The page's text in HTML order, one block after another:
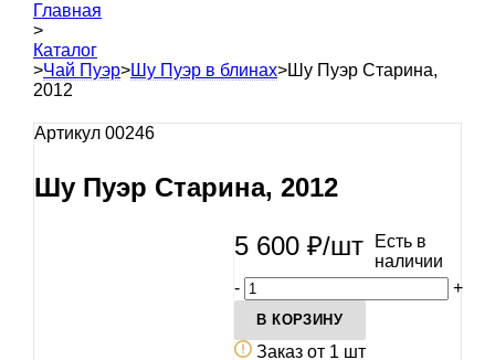
Главная
>
Каталог
>Чай Пуэр>Шу Пуэр в блинах>Шу Пуэр Старина,
2012
Артикул 00246
Шу Пуэр Старина, 2012
5 600 ₽/шт
Есть в
наличии
-
+
В КОРЗИНУ
Заказ от 1 шт